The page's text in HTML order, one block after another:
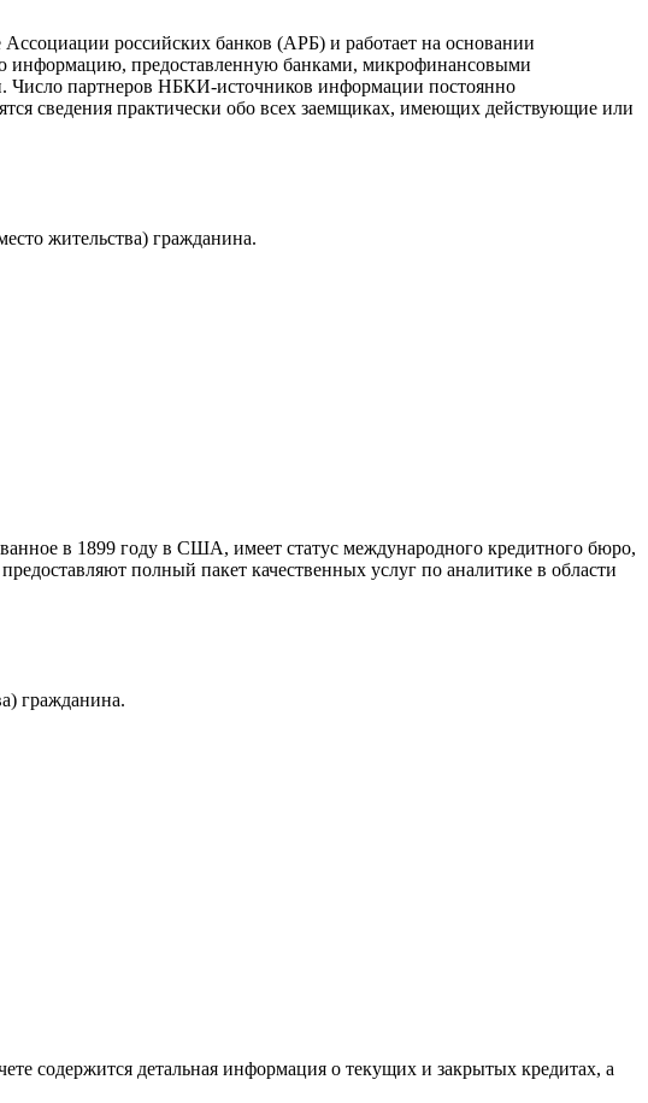
российских банков (АРБ) и работает на основании
информацию, предоставленную банками, микрофинансовыми
партнеров НБКИ-источников информации постоянно
сведения практически обо всех заемщиках, имеющих действующие или
жительства) гражданина.
в 1899 году в США, имеет статус международного кредитного бюро,
полный пакет качественных услуг по аналитике в области
гражданина.
содержится детальная информация о текущих и закрытых кредитах, а